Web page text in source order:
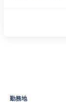
勤務地